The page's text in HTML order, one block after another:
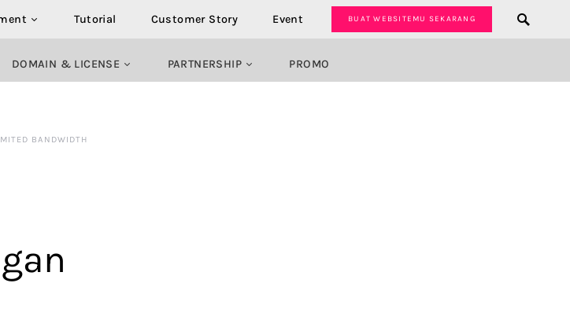
Tutorial Customer Story Event BUAT WEBSITEMU SEKARANG
DOMAIN & LICENSE PARTNERSHIP PROMO
BANDWIDTH